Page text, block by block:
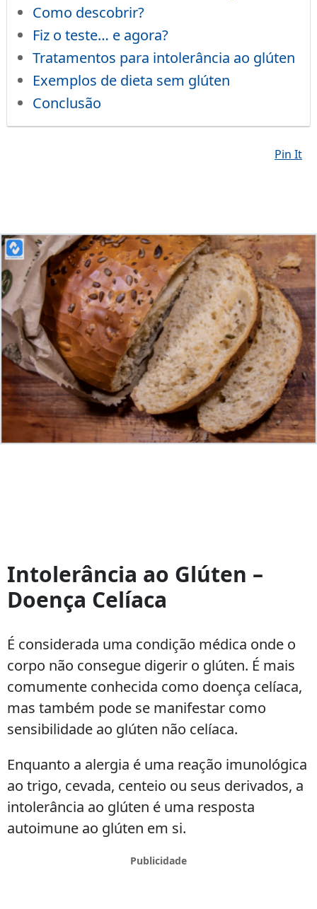
Como descobrir?
Fiz o teste… e agora?
Tratamentos para intolerância ao glúten
Exemplos de dieta sem glúten
Conclusão
para
intolerância
ao
dicas
importantes
Pin It
Intolerância ao Glúten –
Doença Celíaca
É considerada uma condição médica onde o
corpo não consegue digerir o glúten. É mais
comumente conhecida como doença celíaca,
mas também pode se manifestar como
sensibilidade ao glúten não celíaca.
Enquanto a alergia é uma reação imunológica
ao trigo, cevada, centeio ou seus derivados, a
intolerância ao glúten é uma resposta
autoimune ao glúten em si.